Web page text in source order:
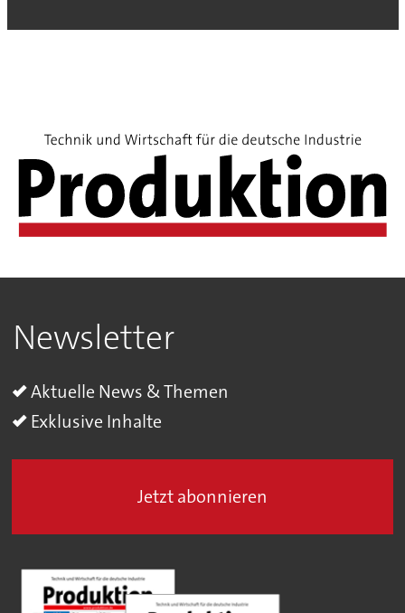
Newsletter
Aktuelle News & Themen
Exklusive Inhalte
Jetzt abonnieren